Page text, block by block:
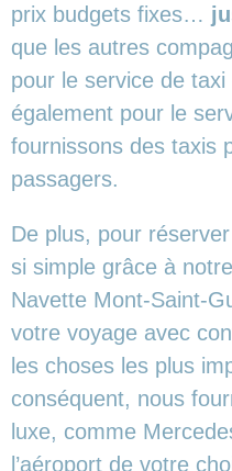
prix budgets fixes…
que les autres
pour le service de taxi
également pour le
fournissons des taxis
passagers.
De plus, pour
si simple grâce à
Navette Mont-Saint-
votre voyage avec
les choses les plus
conséquent, nous
luxe, comme
l’aéroport de votre